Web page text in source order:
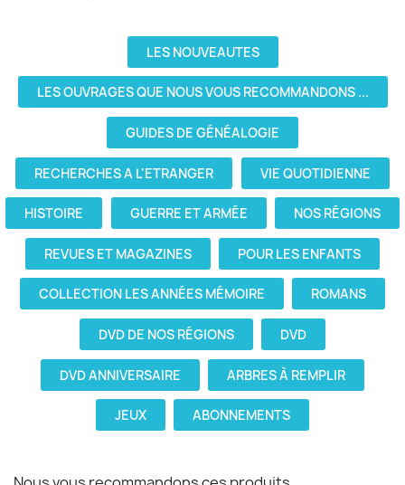
LES NOUVEAUTES
LES OUVRAGES QUE NOUS VOUS RECOMMANDONS ...
GUIDES DE GÉNÉALOGIE
RECHERCHES A L'ETRANGER VIE QUOTIDIENNE
HISTOIRE GUERRE ET ARMÉE NOS RÉGIONS
REVUES ET MAGAZINES POUR LES ENFANTS
COLLECTION LES ANNÉES MÉMOIRE ROMANS
DVD DE NOS RÉGIONS DVD
DVD ANNIVERSAIRE ARBRES À REMPLIR
JEUX ABONNEMENTS